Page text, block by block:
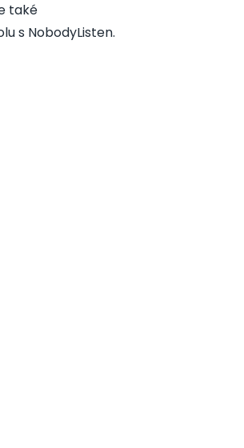
také
s NobodyListen.